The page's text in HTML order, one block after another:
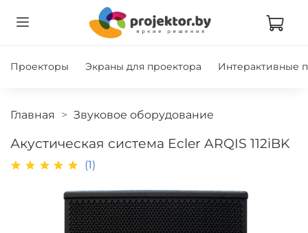
Проекторы Экраны для проектора Интерактивные
Главная Звуковое оборудование
Акустическая система Ecler ARQIS 112iBK
(1)